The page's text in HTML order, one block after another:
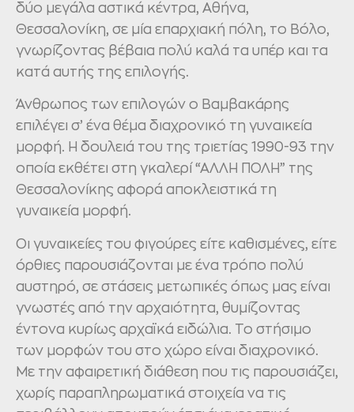
δύο μεγάλα αστικά κέντρα, Αθήνα,
Θεσσαλονίκη, σε μία επαρχιακή πόλη, το Βόλο,
γνωρίζοντας βέβαια πολύ καλά τα υπέρ και τα
κατά αυτής της επιλογής.
Άνθρωπος των επιλογών ο Βαμβακάρης
επιλέγει σ’ ένα θέμα διαχρονικό τη γυναικεία
μορφή. Η δουλειά του της τριετίας 1990-93 την
οποία εκθέτει στη γκαλερί “ΑΛΛΗ ΠΟΛΗ” της
Θεσσαλονίκης αφορά αποκλειστικά τη
γυναικεία μορφή.
Οι γυναικείες του φιγούρες είτε καθισμένες, είτε
όρθιες παρουσιάζονται με ένα τρόπο πολύ
αυστηρό, σε στάσεις μετωπικές όπως μας είναι
γνωστές από την αρχαιότητα, θυμίζοντας
έντονα κυρίως αρχαϊκά ειδώλια. Το στήσιμο
των μορφών του στο χώρο είναι διαχρονικό.
Με την αφαιρετική διάθεση που τις παρουσιάζει,
χωρίς παραπληρωματικά στοιχεία να τις